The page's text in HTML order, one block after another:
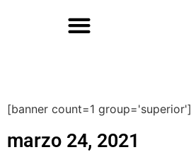
[banner count=1 group='superior']
marzo 24, 2021